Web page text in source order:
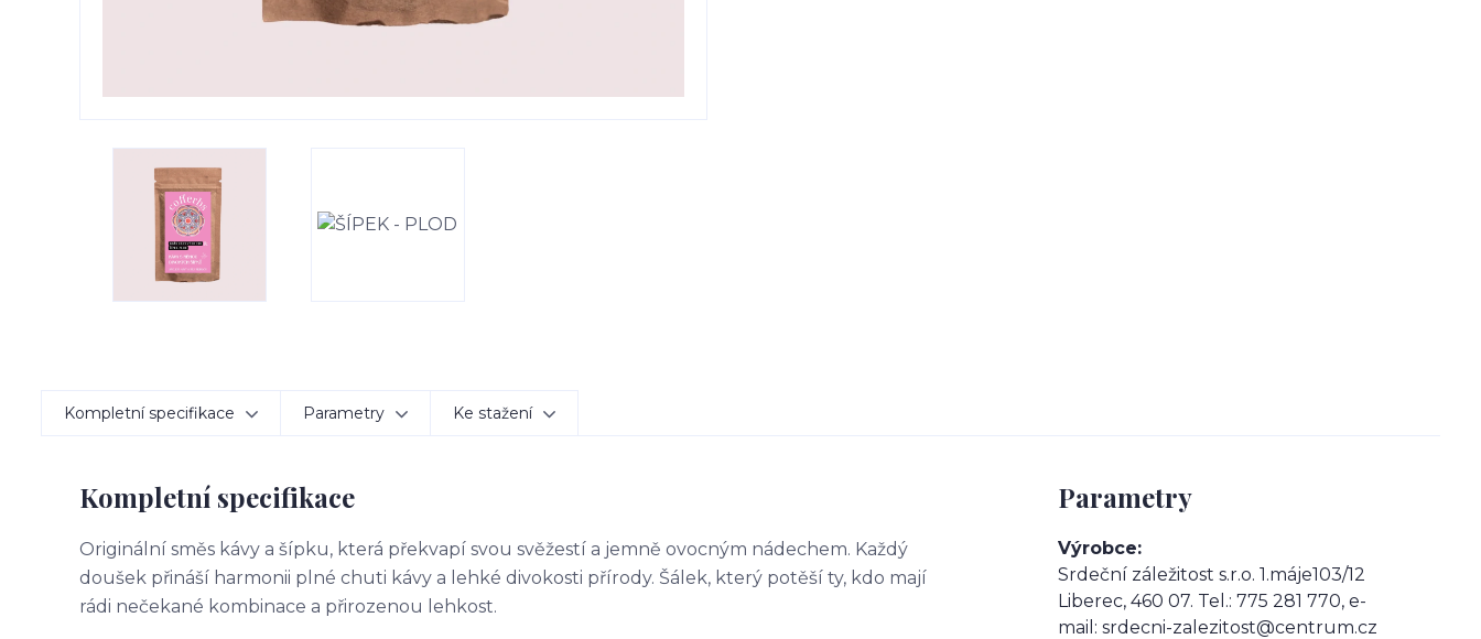
Kompletní specifikace Parametry Ke stažení
Kompletní specifikace
Originální směs kávy a šípku, která překvapí svou svěžestí a jemně ovocným nádechem. Každý
doušek přináší harmonii plné chuti kávy a lehké divokosti přírody. Šálek, který potěší ty, kdo mají
rádi nečekané kombinace a přirozenou lehkost.
Parametry
Výrobce
Srdeční záležitost s.r.o. 1.máje103/12
Liberec, 460 07. Tel.: 775 281 770, e-
mail: srdecni-zalezitost@centrum.cz